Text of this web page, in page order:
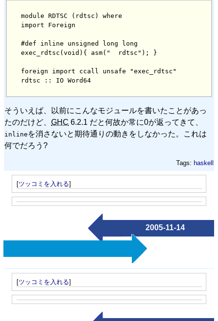
module RDTSC (rdtsc) where
#def inline unsigned long long
foreign import ccall unsafe "exec_rdtsc"
rdtsc :: IO Word64
そういえば、以前にこんなモジュールを書いたことがあっ
たのだけど、 GHC 6.2.1 だと何故か常に0が返ってきて、
inline を消さないと期待通りの動きをしなかった。これは
何でだろう?
Tags: haskell
[ツッコミを入れる]
2005-11-14
[ツッコミを入れる]